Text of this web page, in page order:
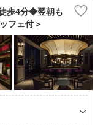
歩4分◆翌朝も
フェ付＞